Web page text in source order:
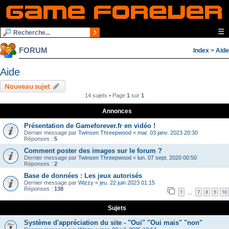
☰
FORUM Index > Aide
Aide
Nouveau sujet
14 sujets • Page 1 sur 1
Annonces
Présentation de Gameforever.fr en vidéo !
Dernier message par Twinsen Threepwood « mar. 03 janv. 2023 20:30
Réponses : 5
Comment poster des images sur le forum ?
Dernier message par Twinsen Threepwood « lun. 07 sept. 2020 00:50
Réponses : 2
Base de données : Les jeux autorisés
Dernier message par Wizzy « jeu. 22 juin 2023 01:15
Réponses : 138 1 7 8 9 10
Sujets
Système d'appréciation du site - "Oui" "Oui mais" "non"